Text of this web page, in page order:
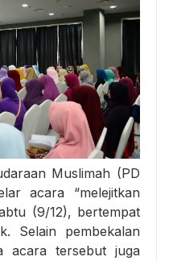
Muslimah (PD
acara “melejitkan
(9/12), bertempat
Selain pembekalan
acara tersebut juga